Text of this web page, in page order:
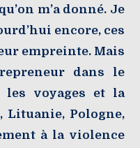
m’a donné. Je
encore, ces
empreinte. Mais
dans le
voyages et la
Lituanie, Pologne,
à la violence